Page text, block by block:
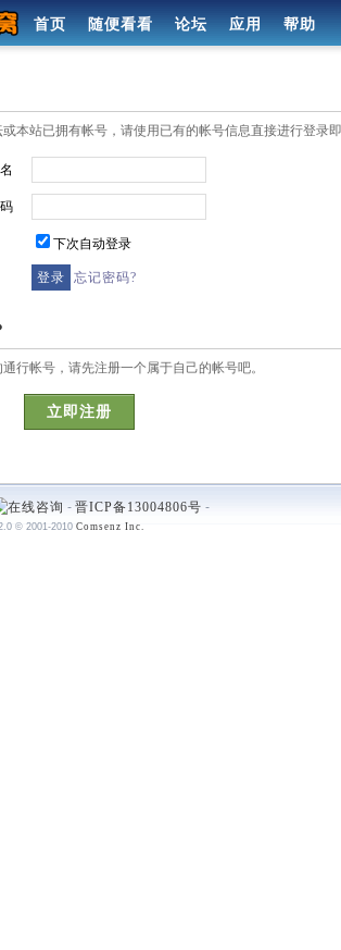
首页 随便看看 论坛 应用 帮助
本站已拥有帐号，请使用已有的帐号信息直接进行登录
下次自动登录
忘记密码?
行帐号，请先注册一个属于自己的帐号吧。
立即注册
- 晋ICP备13004806号 -
© 2001-2010 Comsenz Inc.